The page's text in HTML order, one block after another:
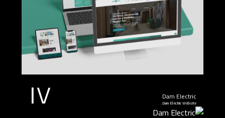
Dam Electric
Dam Electric Website. ١٧